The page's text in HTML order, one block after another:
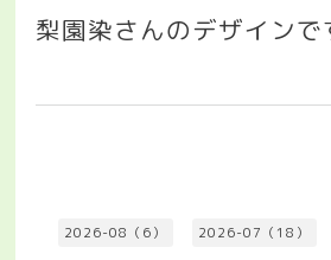
梨園染さんのデザインで
2026-08（6） 2026-07（18）